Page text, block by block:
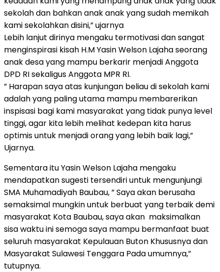
sekolah dan bahkan anak anak yang sudah memikah
kami sekolahkan disini,” ujarnya
Lebih lanjut dirinya mengaku termotivasi dan sangat
menginspirasi kisah H.M Yasin Welson Lajaha seorang
anak desa yang mampu berkarir menjadi Anggota
DPD RI sekaligus Anggota MPR RI.
” Harapan saya atas kunjungan beliau di sekolah kami
adalah yang paling utama mampu membarerikan
inspisasi bagi kami masyarakat yang tidak punya level
tinggi, agar kita lebih melihat kedepan kita harus
optimis untuk menjadi orang yang lebih baik lagi,”
Ujarnya.
Sementara itu Yasin Welson Lajaha mengaku
mendapatkan sugesti tersendiri untuk mengunjungi
SMA Muhamadiyah Baubau, ” Saya akan berusaha
semaksimal mungkin untuk berbuat yang terbaik demi
masyarakat Kota Baubau, saya akan maksimalkan
sisa waktu ini semoga saya mampu bermanfaat buat
seluruh masyarakat Kepulauan Buton Khususnya dan
Masyarakat Sulawesi Tenggara Pada umumnya,”
tutupnya.